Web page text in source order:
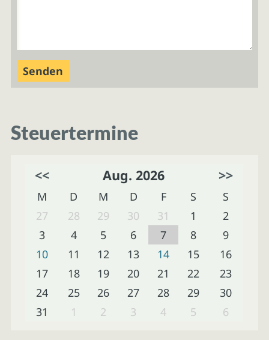
Steuertermine
<< Aug. 2026 >>
M D M D F S
S
27
28 29 30 31 1
2
3
4 5 6 7 8
9
10
11 12 13 14 15
16
17
18 19 20 21 22
23
24
25 26 27 28 29
30
31
1 2 3 4 5 6